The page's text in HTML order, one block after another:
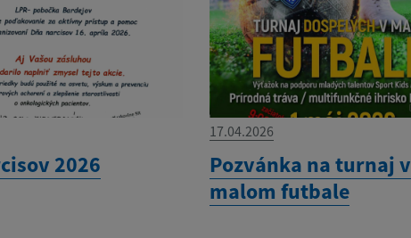
2026
17.04.2026
Pozvánka na turnaj v
malom futbale